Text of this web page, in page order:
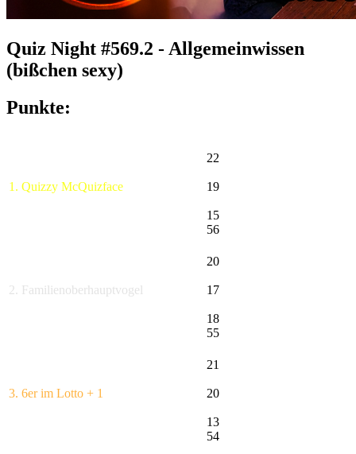
Quiz Night #569.2 - Allgemeinwissen
(bißchen sexy)
Punkte:
1. Quizzy McQuizface
22
19
15
56
2. Familienoberhauptvogel
20
17
18
55
3. 6er im Lotto + 1
21
20
13
54